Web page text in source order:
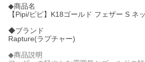
◆商品名
【Pipi/ピピ】K18ゴールド フェザー S ネ
◆ブランド
Rapture(ラプチャー)
◆商品説明